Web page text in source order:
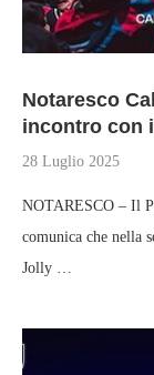
Notaresco
incontro con
28 Luglio 2025
NOTARESCO – Il
comunica che nella
Jolly …